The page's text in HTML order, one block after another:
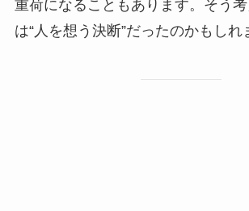
重荷になることもあります。そう
は“人を想う決断”だったのかもしれ